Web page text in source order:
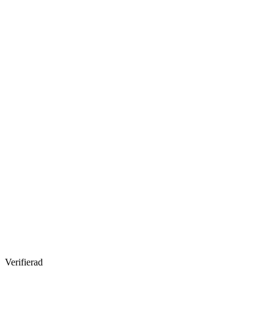
Verifierad